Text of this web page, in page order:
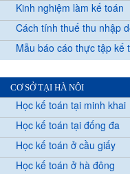
Kinh nghiệm làm kế toán
Cách tính thuế thu nhập
Mẫu báo cáo thực tập kế
CƠ SỞ TẠI HÀ NỘI
Học kế toán tại minh khai
Học kế toán tại đống đa
Học kế toán ở cầu giấy
Học kế toán ở hà đông